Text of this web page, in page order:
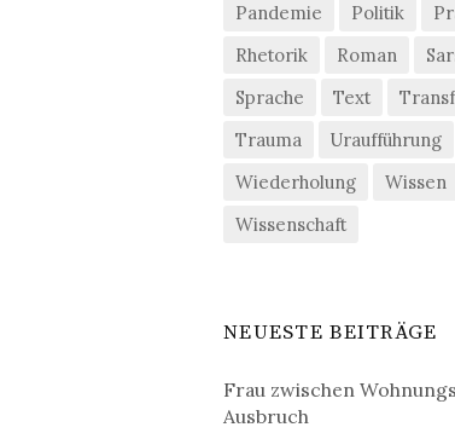
Pandemie
Politik
Rhetorik
Roman
Sprache
Text
Trauma
Uraufführung
Wiederholung
Wissen
Wissenschaft
NEUESTE BEITRÄGE
Frau zwischen
Ausbruch